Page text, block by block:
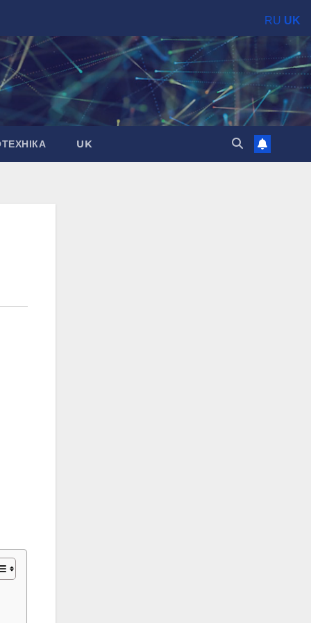
UK
RU UK